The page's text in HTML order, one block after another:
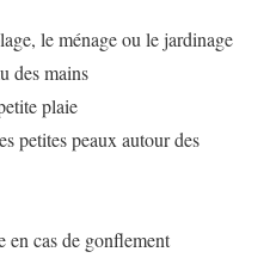
le ménage ou le jardinage
des mains
plaie
petites peaux autour des
en cas de gonflement